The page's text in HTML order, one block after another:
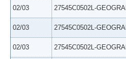
02/03 27545C0502L-
02/03 27545C0502L-
02/03 27545C0502L-